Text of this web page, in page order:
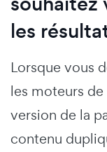
les
Lorsque vous
les moteurs
version de la
contenu